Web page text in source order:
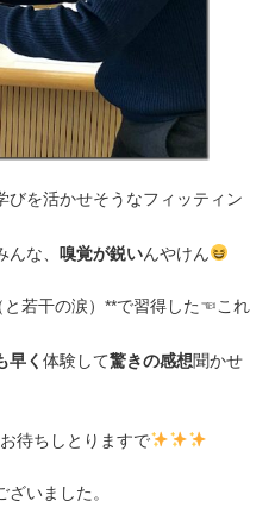
びを活かせそうなフィッティン
な、
嗅覚が鋭いんやけん
若干の涙）**で習得した☜これ
早く 体験して驚きの感想聞かせ
お待ちしとりますで
いました。